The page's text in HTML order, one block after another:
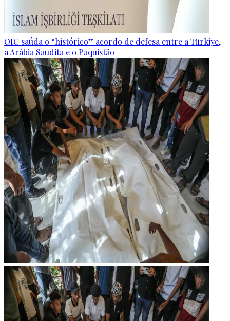
OIC saúda o “histórico” acordo de defesa entre a Türkiye,
a Arábia Saudita e o Paquistão